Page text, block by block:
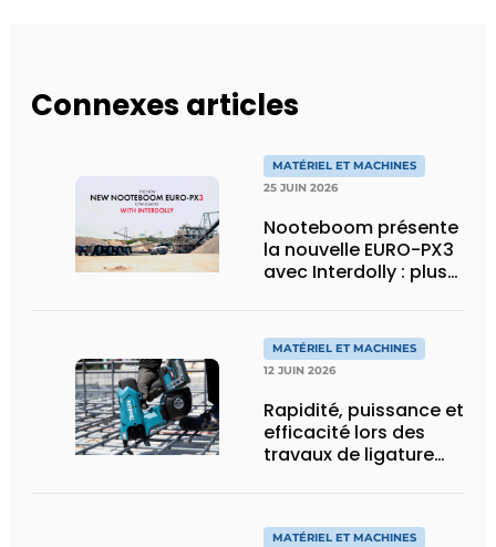
Connexes articles
MATÉRIEL ET MACHINES
25 JUIN 2026
Nooteboom présente
la nouvelle EURO-PX3
avec Interdolly : plus
transport spécial
MATÉRIEL ET MACHINES
12 JUIN 2026
Rapidité, puissance et
efficacité lors des
travaux de ligature
MATÉRIEL ET MACHINES